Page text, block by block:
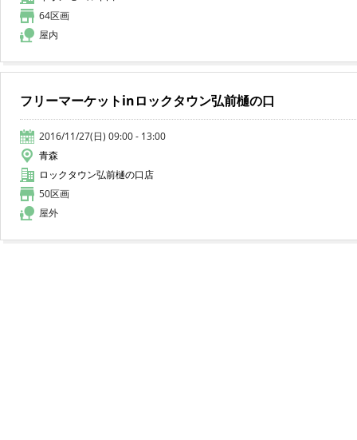
64区画
屋内
フリーマーケットinロックタウン弘前樋の口
2016/11/27(日) 09:00 - 13:00
青森
ロックタウン弘前樋の口店
50区画
屋外